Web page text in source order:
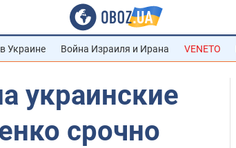
Украине Война Израиля и Ирана VENETO
украинские
срочно